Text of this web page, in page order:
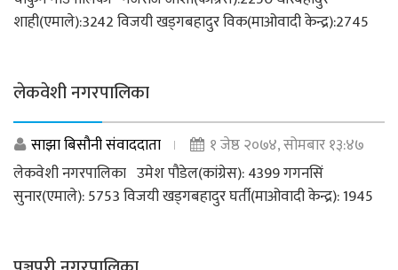
शाही(एमाले):3242 विजयी खड्गबहादुर विक(माओवादी केन्द्र):2745
लेकवेशी नगरपालिका
साझा बिसौनी संवाददाता
१ जेष्ठ २०७४, सोमबार १३:४७
लेकवेशी नगरपालिका उमेश पौडेल(कांग्रेस): 4399 गगनसिं
सुनार(एमाले): 5753 विजयी खड्गबहादुर घर्ती(माओवादी केन्द्र): 1945